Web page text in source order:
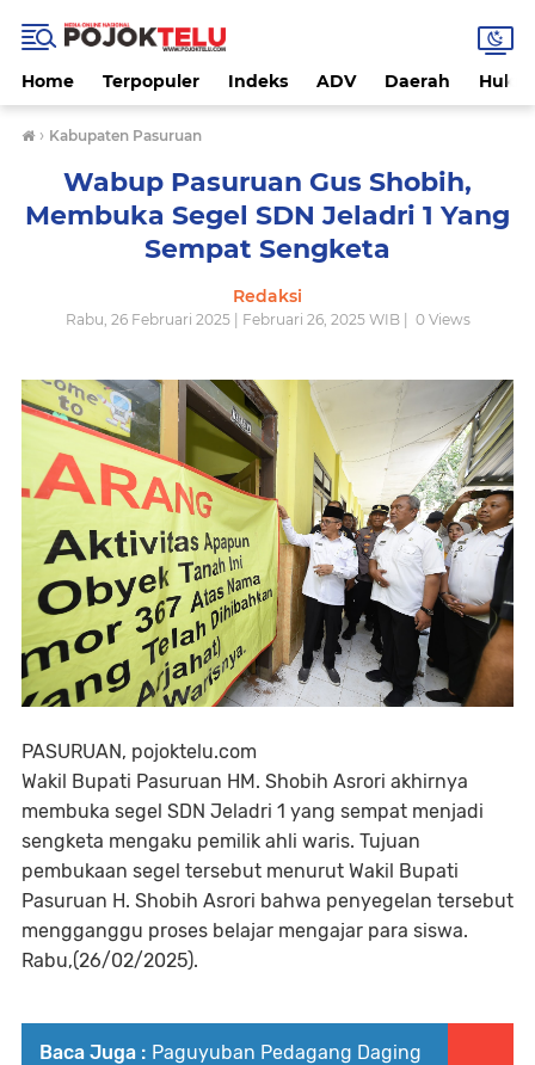
Home Terpopuler Indeks ADV Daerah
› Kabupaten Pasuruan
Wabup Pasuruan Gus Shobih,
Membuka Segel SDN Jeladri 1 Yang
Sempat Sengketa
Redaksi
Rabu, 26 Februari 2025 | Februari 26, 2025 WIB | 0Views
PASURUAN, pojoktelu.com
Wakil Bupati Pasuruan HM. Shobih Asrori akhirnya
membuka segel SDN Jeladri 1 yang sempat menjadi
sengketa mengaku pemilik ahli waris. Tujuan
pembukaan segel tersebut menurut Wakil Bupati
Pasuruan H. Shobih Asrori bahwa penyegelan tersebut
mengganggu proses belajar mengajar para siswa.
Rabu,(26/02/2025).
Baca Juga : Paguyuban Pedagang Daging